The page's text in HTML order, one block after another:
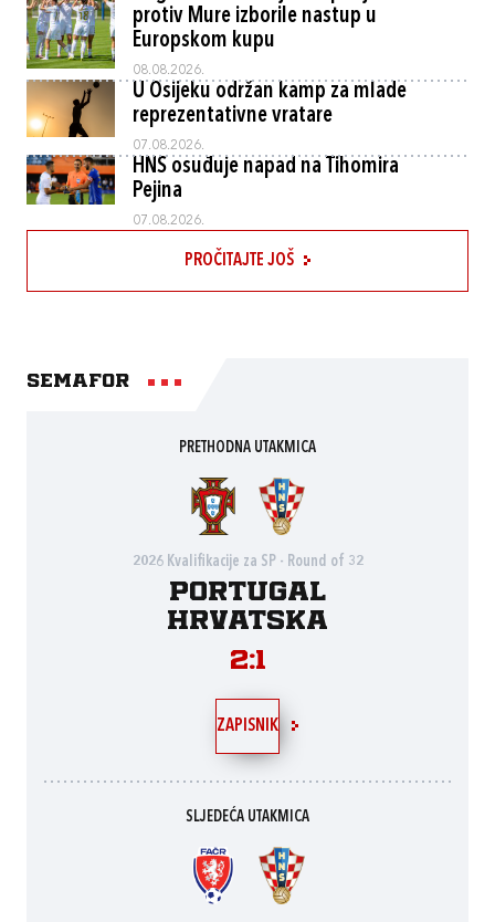
protiv Mure izborile nastup u
Europskom kupu
08.08.2026.
U Osijeku održan kamp za mlade
reprezentativne vratare
07.08.2026.
HNS osuđuje napad na Tihomira
Pejina
07.08.2026.
PROČITAJTE JOŠ
Semafor
PRETHODNA UTAKMICA
2026 Kvalifikacije za SP - Round of 32
Portugal
Hrvatska
2:1
ZAPISNIK
SLJEDEĆA UTAKMICA